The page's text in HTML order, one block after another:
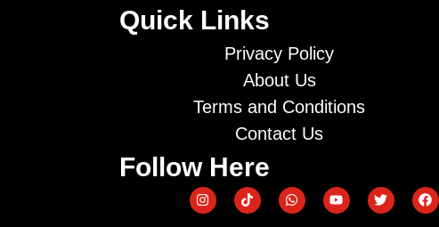
Quick Links
Privacy Policy
About Us
Terms and Conditions
Contact Us
Follow Here